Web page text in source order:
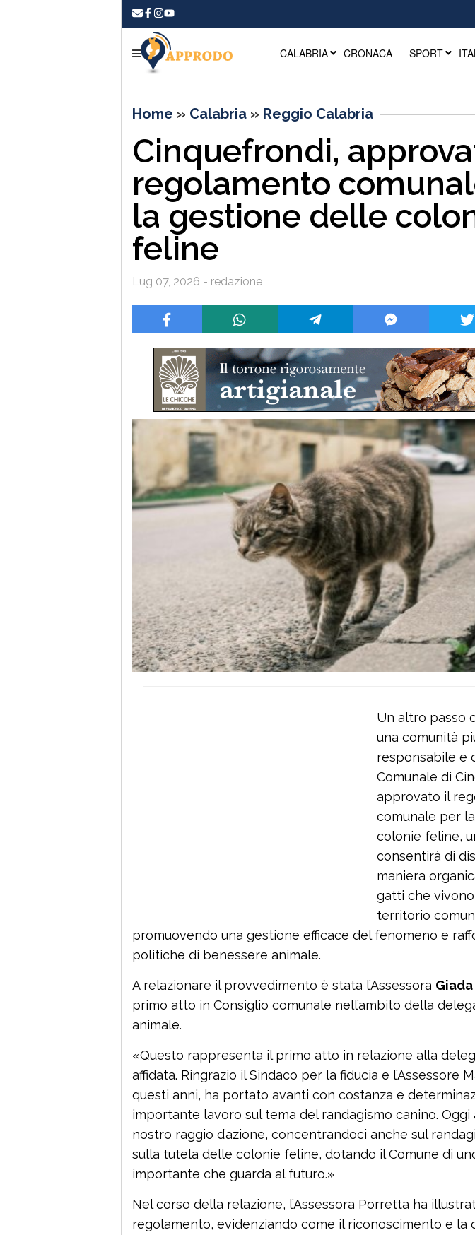
CALABRIA CRONACA SPORT
Home » Calabria » Reggio Calabria
Cinquefrondi,
regolamento
la gestione delle
feline
Lug 07, 2026 - redazione
Un altro passo
una comunità
responsabile e
Comunale di
approvato il
comunale per
colonie feline,
consentirà di
maniera
gatti che
territorio
promuovendo una gestione efficace del fenomeno e
politiche di benessere animale.
A relazionare il provvedimento è stata l’Assessora
primo atto in Consiglio comunale nell’ambito della
animale.
«Questo rappresenta il primo atto in relazione alla
affidata. Ringrazio il Sindaco per la fiducia e l’Assessore
questi anni, ha portato avanti con costanza e
importante lavoro sul tema del randagismo canino. Oggi
nostro raggio d’azione, concentrandoci anche sul
sulla tutela delle colonie feline, dotando il Comune di
importante che guarda al futuro.»
Nel corso della relazione, l’Assessora Porretta ha
regolamento, evidenziando come il riconoscimento e la